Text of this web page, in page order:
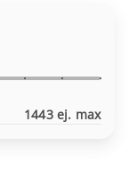
1443 ej. max